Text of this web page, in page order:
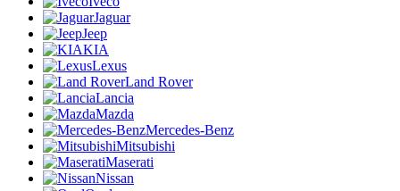
Jaguar
Jeep
KIA
Lexus
Land Rover
Lancia
Mazda
Mercedes-Benz
Mitsubishi
Maserati
Nissan